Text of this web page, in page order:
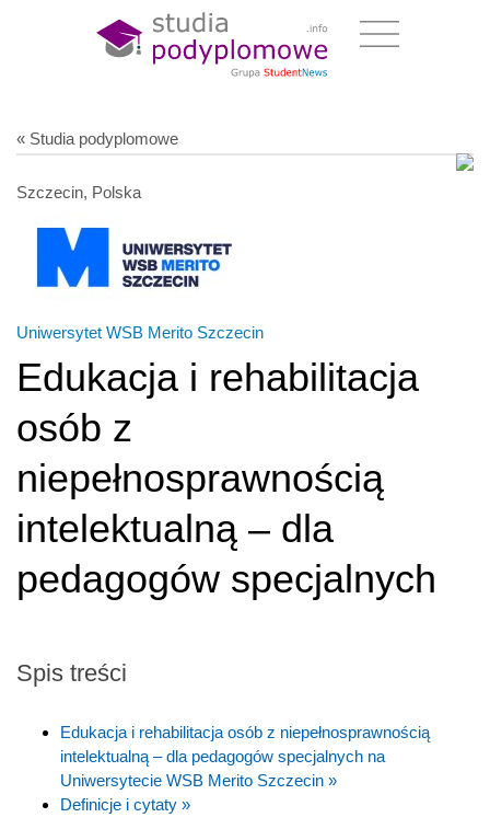
« Studia podyplomowe
Szczecin, Polska
Uniwersytet WSB Merito Szczecin
Edukacja i rehabilitacja
osób z
niepełnosprawnością
intelektualną – dla
pedagogów specjalnych
Spis treści
Edukacja i rehabilitacja osób z niepełnosprawnością
intelektualną – dla pedagogów specjalnych na
Uniwersytecie WSB Merito Szczecin »
Definicje i cytaty »